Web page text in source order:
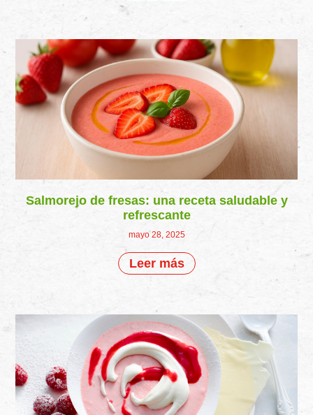
Salmorejo de fresas: una receta saludable y
refrescante
mayo 28, 2025
Leer más